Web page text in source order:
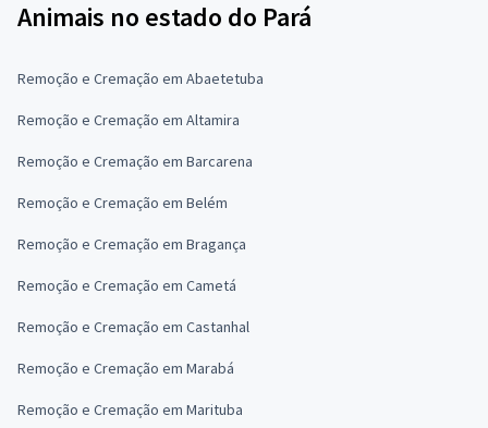
Animais no estado do Pará
Remoção e Cremação em Abaetetuba
Remoção e Cremação em Altamira
Remoção e Cremação em Barcarena
Remoção e Cremação em Belém
Remoção e Cremação em Bragança
Remoção e Cremação em Cametá
Remoção e Cremação em Castanhal
Remoção e Cremação em Marabá
Remoção e Cremação em Marituba